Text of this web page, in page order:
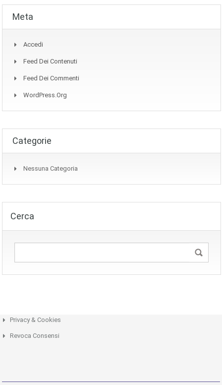
Meta
Accedi
Feed Dei Contenuti
Feed Dei Commenti
WordPress.org
Categorie
Nessuna Categoria
Cerca
Privacy & Cookies
Revoca Consensi